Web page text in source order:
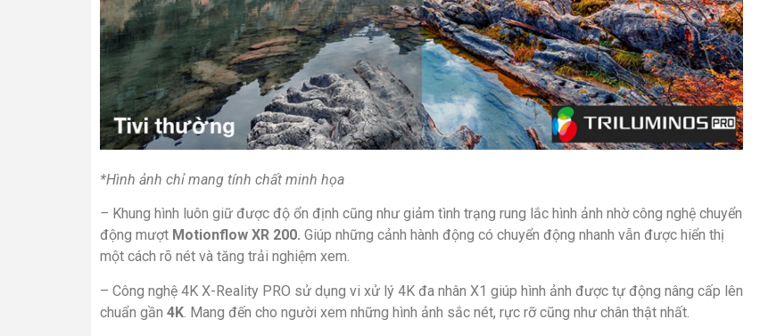
*Hình ảnh chỉ mang tính chất minh họa
– Khung hình luôn giữ được độ ổn định cũng như giảm tình trạng rung lắc hình ảnh nhờ công nghệ chuyển
động mượt Motionflow XR 200. Giúp những cảnh hành động có chuyển động nhanh vẫn được hiển thị
một cách rõ nét và tăng trải nghiệm xem.
– Công nghệ 4K X-Reality PRO sử dụng vi xử lý 4K đa nhân X1 giúp hình ảnh được tự động nâng cấp lên
chuẩn gần 4K . Mang đến cho người xem những hình ảnh sắc nét, rực rỡ cũng như chân thật nhất.